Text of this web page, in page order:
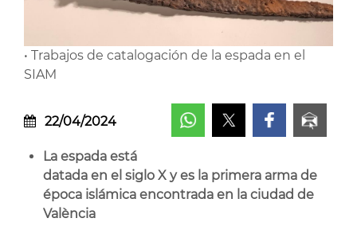
• Trabajos de catalogación de la espada en el
SIAM
22/04/2024
La espada está
datada en el siglo X y es la primera arma de
época islámica encontrada en la ciudad de
València